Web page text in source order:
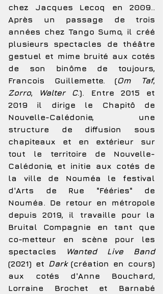
chez Jacques Lecoq en 2009..
Après un passage de trois
années chez Tango Sumo, il créé
plusieurs spectacles de théâtre
gestuel et mime bruité aux cotés
de son binôme de toujours,
Francois Guillemette. (Om Taf,
Zorro, Walter C.). Entre 2015 et
2019 il dirige le Chapitô de
Nouvelle-Calédonie, une
structure de diffusion sous
chapiteaux et en extérieur sur
tout le territoire de Nouvelle-
Calédonie, et initie aux cotés de
la ville de Nouméa le festival
d'Arts de Rue "Fééries" de
Nouméa. De retour en métropole
depuis 2019, il travaille pour la
Bruital Compagnie en tant que
co-metteur en scène pour les
spectacles
Wanted Live Band
(2021) et
Dark(création en cours)
aux cotés d'Anne Bouchard,
Lorraine Brochet et Barnabé